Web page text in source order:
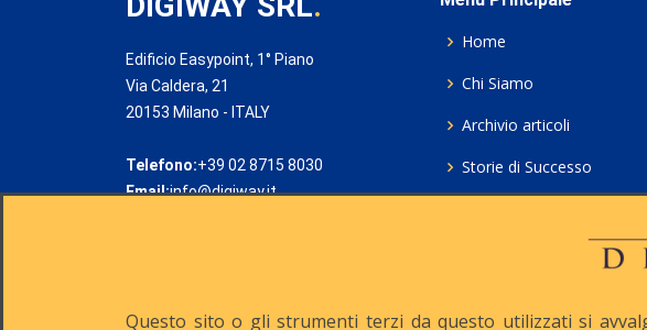
Edificio Easypoint, 1° Piano
Via Caldera, 21
20153 Milano - ITALY
Telefono:+39 02 8715 8030
Email:info@digiway.it
Home
Chi Siamo
Archivio articoli
Storie di Successo
Questo sito o gli strumenti terzi da questo utilizzati si